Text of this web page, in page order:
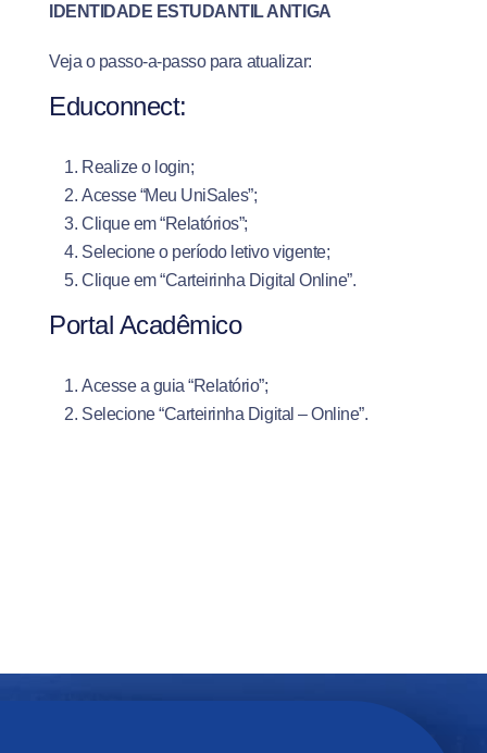
IDENTIDADE ESTUDANTIL ANTIGA
Veja o passo-a-passo para atualizar:
Educonnect:
Realize o login;
Acesse “Meu UniSales”;
Clique em “Relatórios”;
Selecione o período letivo vigente;
Clique em “Carteirinha Digital Online”.
Portal Acadêmico
Acesse a guia “Relatório”;
Selecione “Carteirinha Digital – Online”.